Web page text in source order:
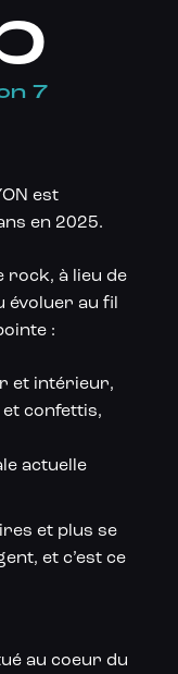
7
est
en 2025.
rock, à lieu de
évoluer au fil
:
et intérieur,
confettis,
actuelle
et plus se
et c’est ce
au coeur du